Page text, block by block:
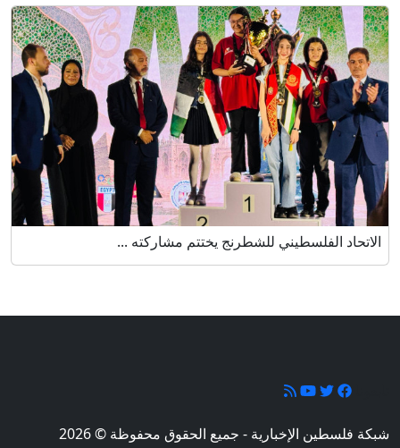
الاتحاد الفلسطيني للشطرنج يختتم مشاركته ...
شبكة فلسطين الإخبارية - جميع الحقوق محفوظة © 2026